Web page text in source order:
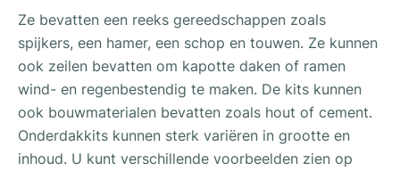
Ze bevatten een reeks gereedschappen zoals
spijkers, een hamer, een schop en touwen. Ze kunnen
ook zeilen bevatten om kapotte daken of ramen
wind- en regenbestendig te maken. De kits kunnen
ook bouwmaterialen bevatten zoals hout of cement.
Onderdakkits kunnen sterk variëren in grootte en
inhoud. U kunt verschillende voorbeelden zien op